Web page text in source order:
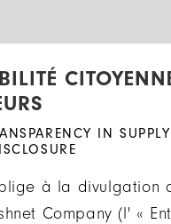
IN
à la divulgation
Company (l' «